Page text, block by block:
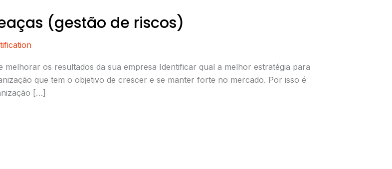
(gestão de riscos)
os resultados da sua empresa Identificar qual a melhor estratégia para
que tem o objetivo de crescer e se manter forte no mercado. Por isso é
[…]